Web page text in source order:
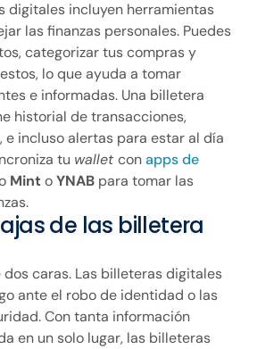
digitales incluyen herramientas
las finanzas personales. Puedes
categorizar tus compras y
lo que ayuda a tomar
e informadas. Una billetera
historial de transacciones,
e incluso alertas para estar al día
tu walletconapps de
MintoYNAB para tomar las
de las billetera
caras. Las billeteras digitales
ante el robo de identidad o las
Con tanta información
en un solo lugar, las billeteras